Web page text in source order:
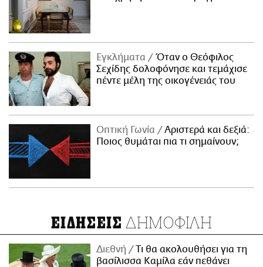
Εγκλήματα
Όταν ο Θεόφιλος
Σεχίδης δολοφόνησε και τεμάχισε
πέντε μέλη της οικογένειάς του
Οπτική Γωνία
Αριστερά και δεξιά:
Ποιος θυμάται πια τι σημαίνουν;
ΕΙΔΗΣΕΙΣ ΔΗΜΟΦΙΛΗ
Διεθνή
Τι θα ακολουθήσει για τη
βασίλισσα Καμίλα εάν πεθάνει